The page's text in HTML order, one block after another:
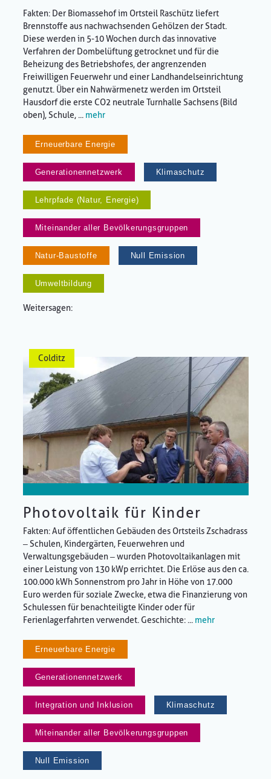
Fakten: Der Biomassehof im Ortsteil Raschütz liefert
Brennstoffe aus nachwachsenden Gehölzen der Stadt.
Diese werden in 5-10 Wochen durch das innovative
Verfahren der Dombelüftung getrocknet und für die
Beheizung des Betriebshofes, der angrenzenden
Freiwilligen Feuerwehr und einer Landhandelseinrichtung
genutzt. Über ein Nahwärmenetz werden im Ortsteil
Hausdorf die erste CO2 neutrale Turnhalle Sachsens (Bild
oben), Schule, ... mehr
Erneuerbare Energie
Generationennetzwerk Klimaschutz
Lehrpfade (Natur, Energie)
Miteinander aller Bevölkerungsgruppen
Natur-Baustoffe Null Emission
Umweltbildung
Weitersagen:
Colditz
Photovoltaik für Kinder
Fakten: Auf öffentlichen Gebäuden des Ortsteils Zschadrass
– Schulen, Kindergärten, Feuerwehren und
Verwaltungsgebäuden – wurden Photovoltaikanlagen mit
einer Leistung von 130 kWp errichtet. Die Erlöse aus den ca.
100.000 kWh Sonnenstrom pro Jahr in Höhe von 17.000
Euro werden für soziale Zwecke, etwa die Finanzierung von
Schulessen für benachteiligte Kinder oder für
Ferienlagerfahrten verwendet. Geschichte: ... mehr
Erneuerbare Energie
Generationennetzwerk
Integration und Inklusion Klimaschutz
Miteinander aller Bevölkerungsgruppen
Null Emission